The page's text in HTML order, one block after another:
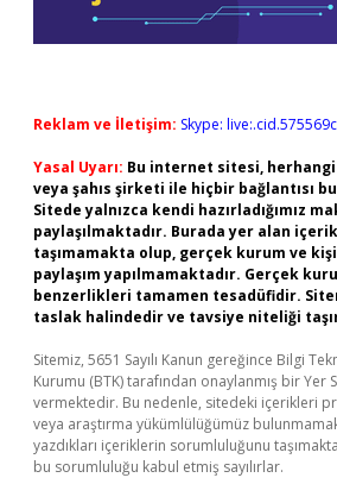
Reklam ve İletişim: Skype:
Yasal Uyarı: Bu internet sitesi,
veya şahıs şirketi ile hiçbir bağlantısı
Sitede yalnızca kendi hazırladığımız
paylaşılmaktadır. Burada yer alan
taşımamakta olup, gerçek kurum ve
paylaşım yapılmamaktadır. Gerçek
benzerlikleri tamamen tesadüfidir.
taslak halindedir ve tavsiye niteliği
Sitemiz, 5651 Sayılı Kanun gereğince Bilgi
Kurumu (BTK) tarafından onaylanmış bir Yer
vermektedir. Bu nedenle, sitedeki içerikleri
veya araştırma yükümlülüğümüz
yazdıkları içeriklerin sorumluluğunu
bu sorumluluğu kabul etmiş sayılırlar.